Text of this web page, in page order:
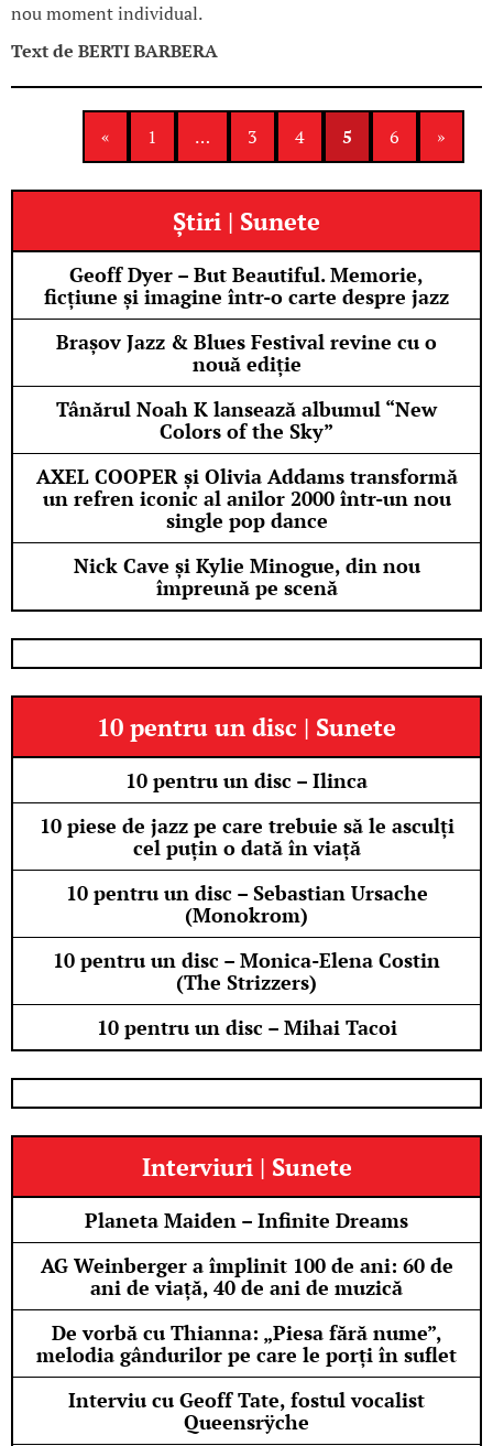
nou moment individual.
Text de BERTI BARBERA
« 1 … 3 4 5 6 »
Știri | Sunete
Geoff Dyer – But Beautiful. Memorie,
ficțiune și imagine într-o carte despre jazz
Brașov Jazz & Blues Festival revine cu o
nouă ediție
Tânărul Noah K lansează albumul “New
Colors of the Sky”
AXEL COOPER și Olivia Addams transformă
un refren iconic al anilor 2000 într-un nou
single pop dance
Nick Cave și Kylie Minogue, din nou
împreună pe scenă
10 pentru un disc | Sunete
10 pentru un disc – Ilinca
10 piese de jazz pe care trebuie să le asculți
cel puțin o dată în viață
10 pentru un disc – Sebastian Ursache
(Monokrom)
10 pentru un disc – Monica-Elena Costin
(The Strizzers)
10 pentru un disc – Mihai Tacoi
Interviuri | Sunete
Planeta Maiden – Infinite Dreams
AG Weinberger a împlinit 100 de ani: 60 de
ani de viață, 40 de ani de muzică
De vorbă cu Thianna: „Piesa fără nume”,
melodia gândurilor pe care le porți în suflet
Interviu cu Geoff Tate, fostul vocalist
Queensrÿche